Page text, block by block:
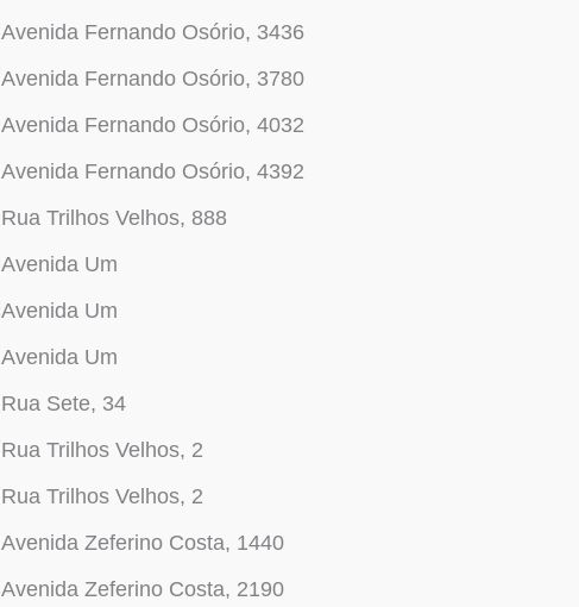
Avenida Fernando Osório, 3436
Avenida Fernando Osório, 3780
Avenida Fernando Osório, 4032
Avenida Fernando Osório, 4392
Rua Trilhos Velhos, 888
Avenida Um
Avenida Um
Avenida Um
Rua Sete, 34
Rua Trilhos Velhos, 2
Rua Trilhos Velhos, 2
Avenida Zeferino Costa, 1440
Avenida Zeferino Costa, 2190